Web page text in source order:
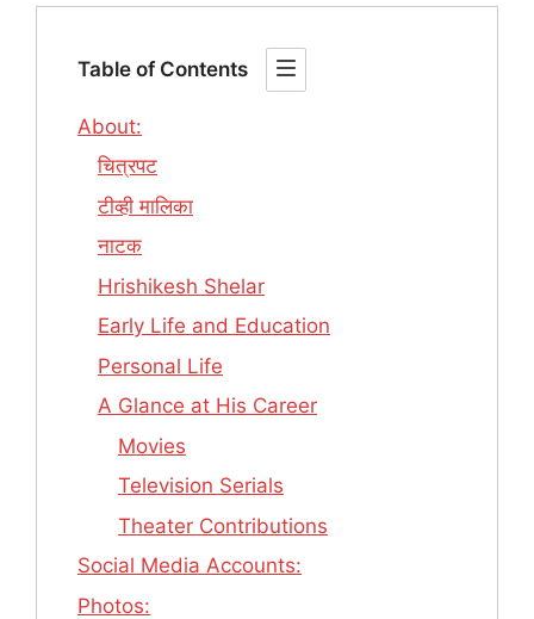
Table of Contents
About:
चित्रपट
टीव्ही मालिका
नाटक
Hrishikesh Shelar
Early Life and Education
Personal Life
A Glance at His Career
Movies
Television Serials
Theater Contributions
Social Media Accounts:
Photos: